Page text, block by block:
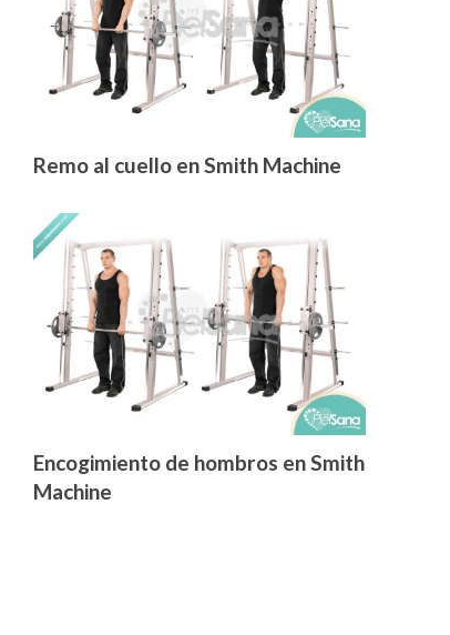
Remo al cuello en Smith Machine
Encogimiento de hombros en Smith
Machine